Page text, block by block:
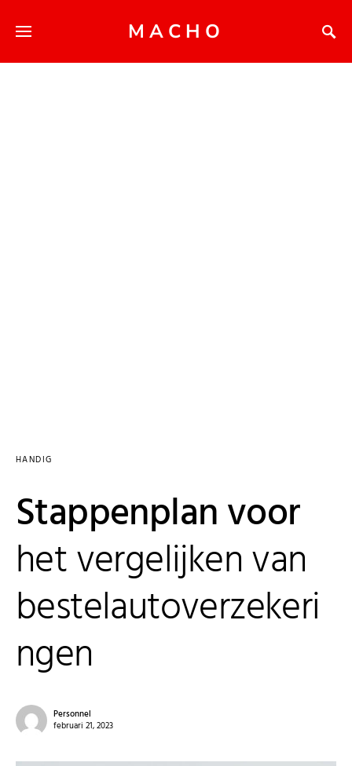
MACHO
HANDIG
Stappenplan voor
het vergelijken van
bestelautoverzekeri
ngen
Personnel
februari 21, 2023